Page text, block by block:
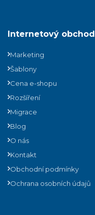
Internetový obchod
Marketing
Šablony
Cena e-shopu
Rozšíření
Migrace
Blog
O nás
Kontakt
Obchodní podmínky
Ochrana osobních údajů